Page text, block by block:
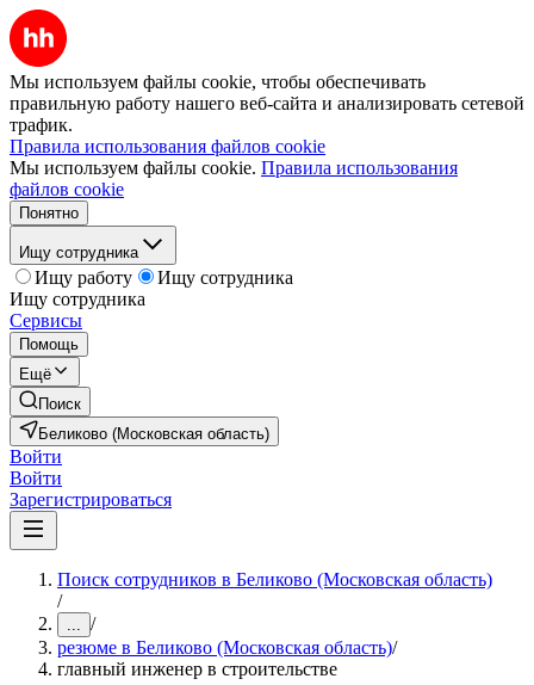
Мы используем файлы cookie, чтобы обеспечивать
правильную работу нашего веб-сайта и анализировать сетевой
трафик.
Правила использования файлов cookie
Мы используем файлы cookie. Правила использования
файлов cookie
Понятно
Ищу сотрудника
Ищу работу
Ищу сотрудника
Ищу сотрудника
Сервисы
Помощь
Ещё
Поиск
Беликово (Московская область)
Войти
Войти
Зарегистрироваться
Поиск сотрудников в Беликово (Московская область)
/
... /
резюме в Беликово (Московская область)/
главный инженер в строительстве